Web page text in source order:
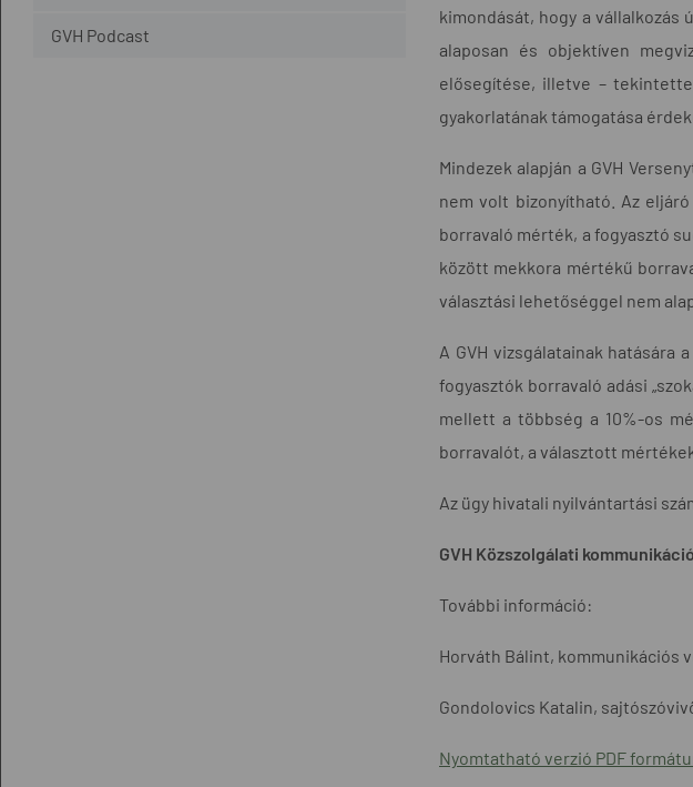
GVH Podcast
kimondását, hogy a
alaposan és objektíven
elősegítése, illetve –
gyakorlatának támogatása
Mindezek alapján a GVH
nem volt bizonyítható. Az
borravaló mérték, a fogyasztó
között mekkora mértékű
választási lehetőséggel nem
A GVH vizsgálatainak
fogyasztók borravaló adási
mellett a többség a 10%-os
borravalót, a választott
Az ügy hivatali nyilvántartási
GVH Közszolgálati
További információ:
Horváth Bálint, kommunikációs
Gondolovics Katalin, sajtószóvivő
Nyomtatható verzió PDF